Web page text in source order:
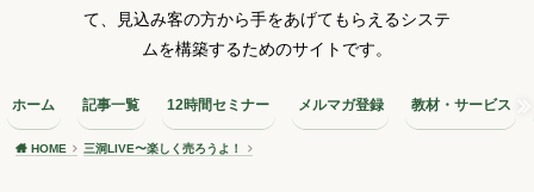
て、見込み客の方から手をあげてもらえるシステ
ムを構築するためのサイトです。
ホーム 記事一覧 12時間セミナー メルマガ登録 教材・サービス
HOME 三洞LIVE〜楽しく売ろうよ！